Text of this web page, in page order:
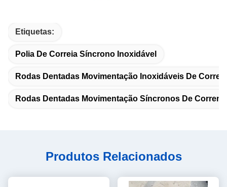
Etiquetas:
Polia De Correia Síncrono Inoxidável
Rodas Dentadas Movimentação Inoxidáveis De
Rodas Dentadas Movimentação Síncronos De
Produtos Relacionados